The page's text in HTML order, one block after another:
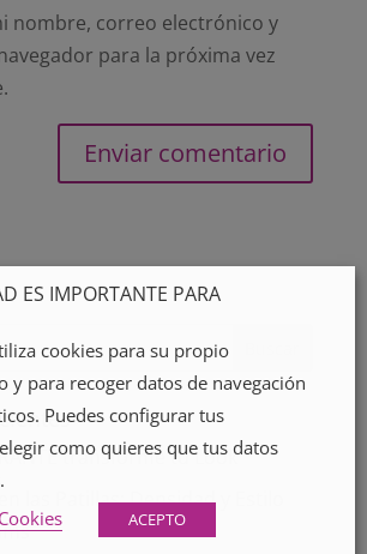
nombre, correo electrónico y
para la próxima vez
transforme tu Look
las Patillas: Densidad y Estilo
ES IMPORTANTE PARA
cookies para su propio
y para recoger datos de navegación
Puedes configurar tus
como quieres que tus datos
ACEPTO